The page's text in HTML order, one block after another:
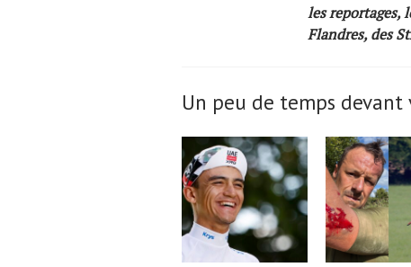
les reportages,
Flandres, des
Un peu de temps devant